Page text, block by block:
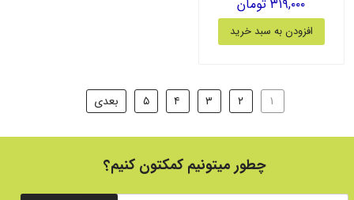
۳۱۹,۰۰۰ تومان
افزودن به سبد خرید
۱ ۲ ۳ ۴ ۵ بعدی
چطور میتونیم کمکتون کنیم؟